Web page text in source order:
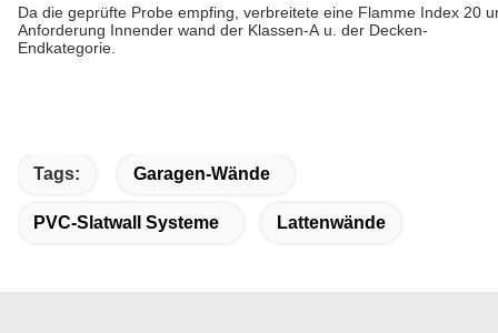
Da die geprüfte Probe empfing, verbreitete eine Flamme Index 20
Anforderung Innender wand der Klassen-A u. der Decken-
Endkategorie.
Tags: Garagen-Wände
PVC-Slatwall Systeme Lattenwände